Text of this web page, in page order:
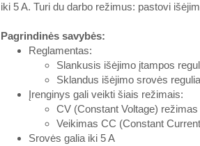
iki 5 A. Turi du darbo režimus: pastovi
Pagrindinės savybės:
Reglamentas:
Slankusis išėjimo įtampos
Sklandus išėjimo srovės
Įrenginys gali veikti šiais režimais:
CV (Constant Voltage)
Veikimas CC (Constant
Srovės galia iki 5 A